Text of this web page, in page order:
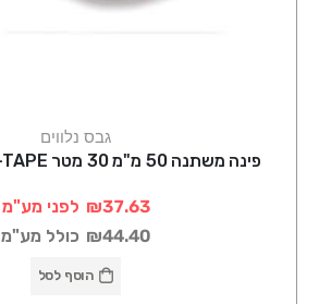
גבס נלווים
פינה משתנה 50 מ"מ 30 מטר QUIK-TAPE פאר נשר
₪37.63 לפני מע"מ
₪44.40 כולל מע"מ
הוסף לסל